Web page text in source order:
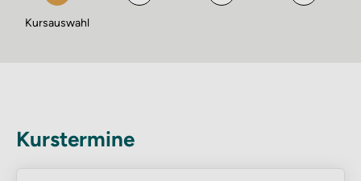
Kursauswahl
Kurstermine